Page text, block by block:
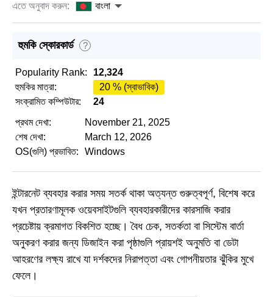
এতে অনুবাদ করুন:
বাংলা
হুমকি স্কোরকার্ড ?
Popularity Rank:
12,324
হুমকির মাত্রা:
20 % (স্বাভাবিক)
সংক্রামিত কম্পিউটার:
24
প্রথম দেখা:
November 21, 2025
শেষ দেখা:
March 12, 2026
OS(গুলি) প্রভাবিত:
Windows
ইন্টারনেট ব্যবহার করার সময় সতর্ক থাকা অত্যন্ত গুরুত্বপূর্ণ, বিশেষ করে
যখন প্রতারণামূলক ওয়েবসাইটগুলি ব্যবহারকারীদের কারসাজি করার
প্রচেষ্টায় ক্রমাগত বিকশিত হচ্ছে। বৈধ চেক, সতর্কতা বা সিস্টেম বার্তা
অনুকরণ করার জন্য ডিজাইন করা পৃষ্ঠাগুলি প্রায়শই অনুমতি বা ডেটা
আহরণের লক্ষ্য রাখে যা দর্শকদের নিরাপত্তা এবং গোপনীয়তার ঝুঁকির মুখে
ফেলে।